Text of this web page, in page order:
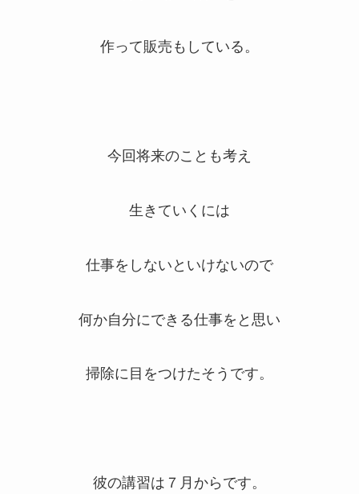
作って販売もしている。
今回将来のことも考え
生きていくには
仕事をしないといけないので
何か自分にできる仕事をと思い
掃除に目をつけたそうです。
彼の講習は７月からです。